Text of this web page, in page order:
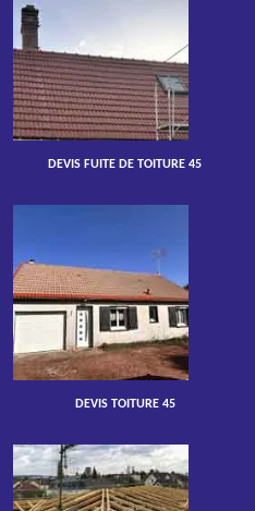
DEVIS FUITE DE TOITURE 45
DEVIS TOITURE 45